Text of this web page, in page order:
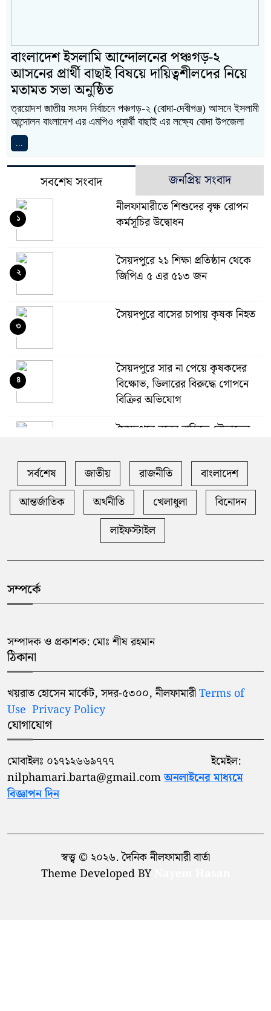
বাংলাদেশ ইসলামি আন্দোলনের পঞ্চগড়-২
আসনের প্রার্থী বাছাই বিষয়ে দায়িত্বশীলদের নিয়ে
মতামত সভা অনুষ্ঠিত
ত্রয়োদশ জাতীয় সংসদ নির্বাচনে পঞ্চগড়-২ (বোদা-দেবীগঞ্জ) আসনে ইসলামী
আন্দোলন বাংলাদেশ এর এমপিও প্রার্থী বাছাই এর লক্ষ্যে বোদা উপজেলা
...
সবশেষ সংবাদ জনপ্রিয় সংবাদ
নীলফামারীতে শিশুদের বৃক্ষ রোপন
কর্মসূচির উদ্বোধন
১
সৈয়দপুরে ২১ শিক্ষা প্রতিষ্ঠান থেকে
জিপিএ ৫ এর ৫১৩ জন
২
সৈয়দপুরে বাসের চাপায় কৃষক নিহত
৩
সৈয়দপুরে সার না পেয়ে কৃষকদের
বিক্ষোভ, ডিলারের বিরুদ্ধে গোপনে
বিক্রির অভিযোগ
৪
সৈয়দপুরে বরের বাড়িতে বৌভাতের
স্বজন হাসপাতালে
সৈয়দপুর রেলওয়ে কারখানার ডিএস
এর বিরুদ্ধে আওয়ামীলীগের
ঠিকাদারদের পূনর্বাসনের অভিযোগ
৬
করার গৌরব অর্জন
৭
পেলেন ২৭ শিক্ষার্থী
৮
দ্রব্য মূল্যেরউর্দ্ধগতির প্রতিবাদে
নীলফামারীতে ১১ দলীয়
৯
আন্তর্জাতিক শিক্ষা নেতৃত্বের সম্মাননা
পেলেন সৈয়দপুর ক্যান্টনমেন্ট
১০
সর্বশেষ জাতীয় রাজনীতি
বাংলাদেশ
আন্তর্জাতিক
অর্থনীতি খেলাধুলা
বিনোদন
লাইফস্টাইল
সম্পর্কে
সম্পাদক ও প্রকাশক: মোঃ শীষ রহমান
ঠিকানা
খয়রাত হোসেন মার্কেট, সদর-৫৩০০, নীলফামারীTerms of
Use Privacy Policy
যোগাযোগ
মোবাইলঃ ০১৭১২৬৬৯৭৭৭ ইমেইল:
nilphamari.barta@gmail.comঅনলাইনের মাধ্যমে
বিজ্ঞাপন দিন
স্বত্ত্ব © ২০২৬. দৈনিক নীলফামারী বার্তা
Theme Developed BY